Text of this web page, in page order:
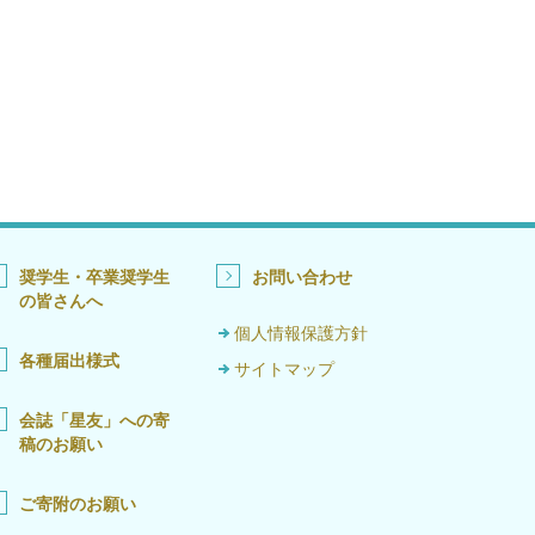
奨学生・卒業奨学生
の皆さんへ
各種届出様式
会誌「星友」への寄
稿のお願い
ご寄附のお願い
お問い合わせ
個人情報保護方針
サイトマップ